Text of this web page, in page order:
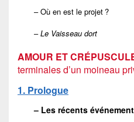
– Où en est le projet ?
–Le Vaisseau dort
AMOUR ET
terminales d’un moineau
1. Prologue
– Les récents